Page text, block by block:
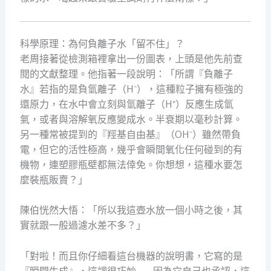
科學原理：為何負離子水「留不住」？
老周接著從檢測箱裡拿出一份圖表，上頭是他先前查
閱的文獻整理。他指著一段說明：「所謂『負離子
水』若指的是負氫離子（H⁻），這種粒子擁有極強的
還原力，在水中會立刻與氫離子（H⁺）反應生成氫
氣，或者與溶解氧反應變成水。半衰期以毫秒計算。
另一種常被提到的『羥基自由基』（OH⁻）雖然帶負
電，但它的活性極高，幾乎會瞬間氧化任何碰到的有
機物，連塑膠瓶壁都無法倖免。你想想，這種水要怎
麼裝瓶販賣？」
陳伯恍然大悟：「所以我這壺水放一個小時之後，其
實就跟一般過濾水差不多？」
「對啦！而且你仔細看這台機器的說明書，它寫的是